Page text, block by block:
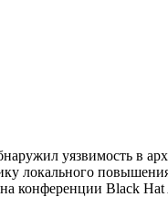
уязвимость в
локального
конференции Black Hat